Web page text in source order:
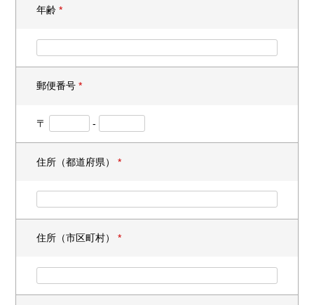
年齢*
郵便番号*
〒 -
住所（都道府県）*
住所（市区町村）*